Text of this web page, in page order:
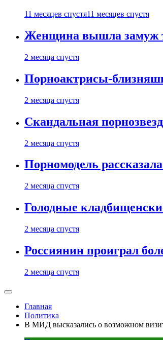
11 месяцев спустя11 месяцев спустя
Женщина вышла замуж
2 месяца спустя
Порноактрисы-
2 месяца спустя
Скандальная
2 месяца спустя
Порномодель
2 месяца спустя
Голодные
2 месяца спустя
Россиянин проиграл
2 месяца спустя
Главная
Политика
В МИД высказались о возможном